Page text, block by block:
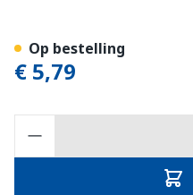
€ 5,79
Op bestelling